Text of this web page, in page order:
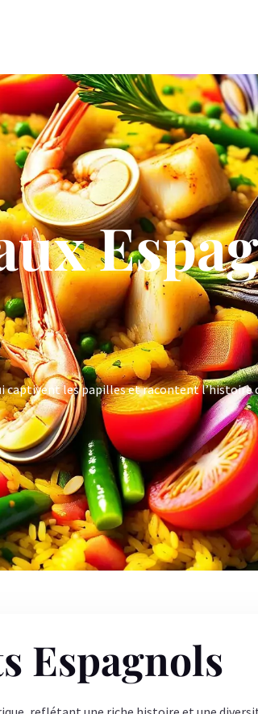
les papilles et racontent l’histoire
Espagnols